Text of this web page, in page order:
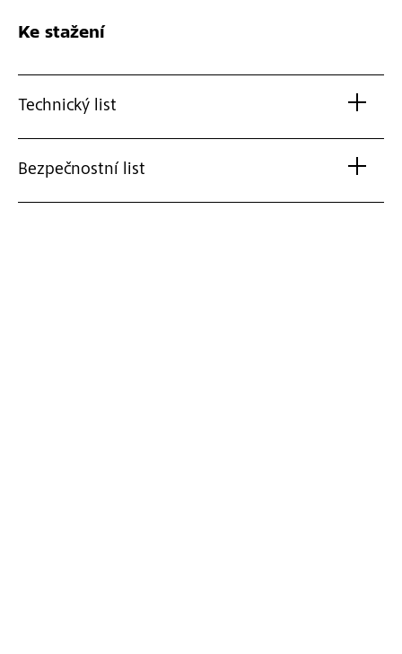
Ke stažení
Technický list
Bezpečnostní list